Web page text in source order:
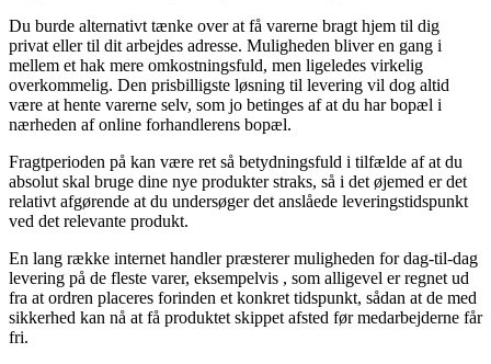
Du burde alternativt tænke over at få varerne bragt hjem til dig
privat eller til dit arbejdes adresse. Muligheden bliver en gang i
mellem et hak mere omkostningsfuld, men ligeledes virkelig
overkommelig. Den prisbilligste løsning til levering vil dog altid
være at hente varerne selv, som jo betinges af at du har bopæl i
nærheden af online forhandlerens bopæl.
Fragtperioden på kan være ret så betydningsfuld i tilfælde af at du
absolut skal bruge dine nye produkter straks, så i det øjemed er det
relativt afgørende at du undersøger det anslåede leveringstidspunkt
ved det relevante produkt.
En lang række internet handler præsterer muligheden for dag-til-dag
levering på de fleste varer, eksempelvis , som alligevel er regnet ud
fra at ordren placeres forinden et konkret tidspunkt, sådan at de med
sikkerhed kan nå at få produktet skippet afsted før medarbejderne får
fri.